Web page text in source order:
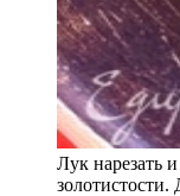
Лук нарезать